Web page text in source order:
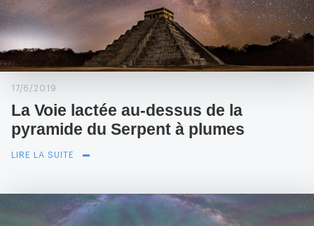
17/6/2019
La Voie lactée au-dessus de la
pyramide du Serpent à plumes
LIRE LA SUITE